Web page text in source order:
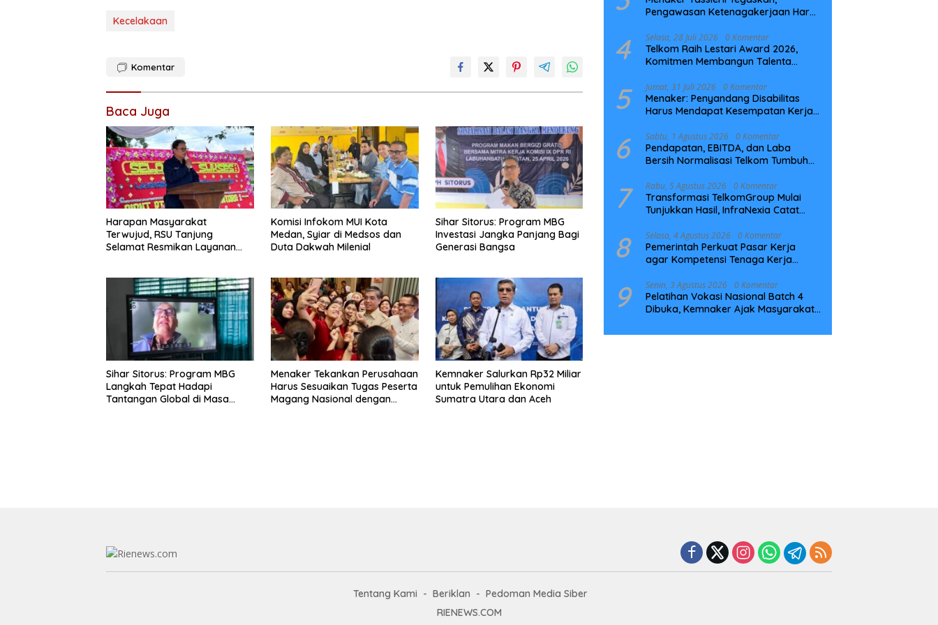
Kecelakaan
Komentar
Baca Juga
Harapan Masyarakat
Terwujud, RSU Tanjung
Selamat Resmikan Layanan
Komisi Infokom MUI Kota
Medan, Syiar di Medsos dan
Duta Dakwah Milenial
Sihar Sitorus: Program MBG
Investasi Jangka Panjang Bagi
Generasi Bangsa
Sihar Sitorus: Program MBG
Langkah Tepat Hadapi
Tantangan Global di Masa
Menaker Tekankan Perusahaan
Harus Sesuaikan Tugas Peserta
Magang Nasional dengan
Kemnaker Salurkan Rp32 Miliar
untuk Pemulihan Ekonomi
Sumatra Utara dan Aceh
Pengawasan Ketenagakerjaan Harus
4 Selasa, 28 Juli 2026 0 Komentar
Telkom Raih Lestari Award 2026,
Komitmen Membangun Talenta
5 Jumat, 31 Juli 2026 0 Komentar
Menaker: Penyandang Disabilitas
Harus Mendapat Kesempatan Kerja
6 Sabtu, 1 Agustus 2026 0 Komentar
Pendapatan, EBITDA, dan Laba
Bersih Normalisasi Telkom Tumbuh
7 Rabu, 5 Agustus 2026 0 Komentar
Transformasi TelkomGroup Mulai
Tunjukkan Hasil, InfraNexia Catat
Digital Nasional
8 Selasa, 4 Agustus 2026 0 Komentar
Pemerintah Perkuat Pasar Kerja
agar Kompetensi Tenaga Kerja
9 Senin, 3 Agustus 2026 0 Komentar
Pelatihan Vokasi Nasional Batch 4
Dibuka, Kemnaker Ajak Masyarakat
Tentang Kami Beriklan
Pedoman Media Siber
RIENEWS.COM